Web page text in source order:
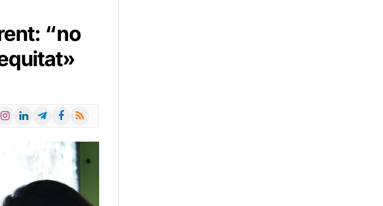
“no
Instagram
LinkedInTelegramFacebook
RSS